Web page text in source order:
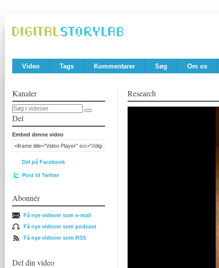
Video Tags Kommentarer Søg Om os
Kanaler
Del
Embed denne video
Del på Facebook
Post til Twitter
Abonnér
Få nye videoer som e-mail
Få nye videoer som podcast
Få nye videoer som RSS
Del din video
Research